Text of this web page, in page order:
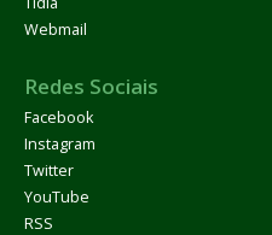
Webmail
Redes Sociais
Facebook
Instagram
Twitter
YouTube
RSS